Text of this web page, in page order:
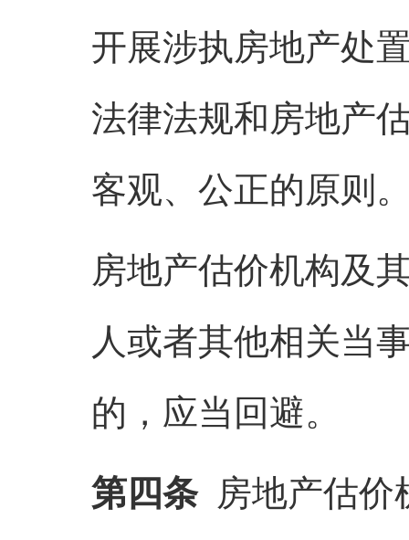
开展涉执房地产处
法律法规和房地产
客观、公正的原则
房地产估价机构及
人或者其他相关当
的，应当回避。
第四条 房地产估价